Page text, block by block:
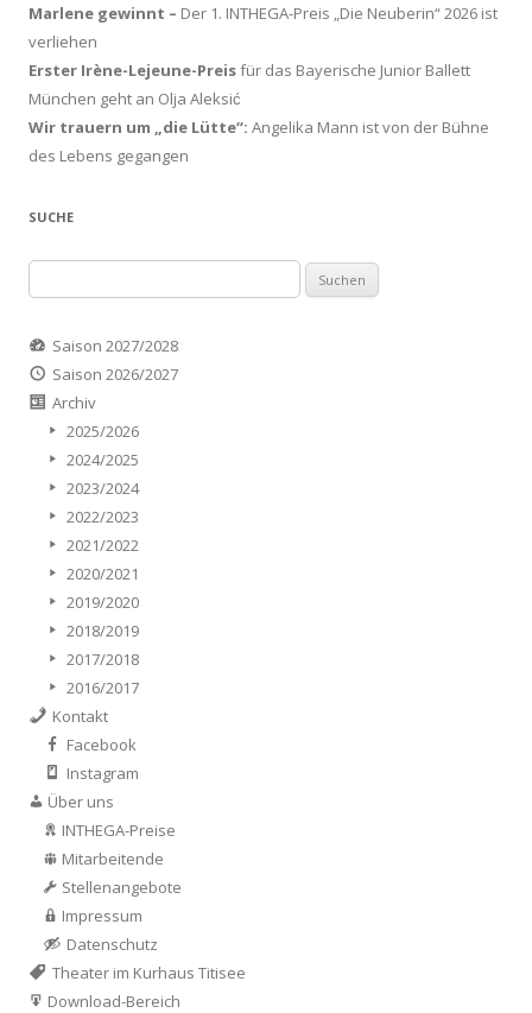
Marlene gewinnt – Der 1. INTHEGA-Preis „Die Neuberin“ 2026 ist
verliehen
Erster Irène-Lejeune-Preisfür das Bayerische Junior Ballett
München geht an Olja Aleksić
Wir trauern um „die Lütte“: Angelika Mann ist von der Bühne
des Lebens gegangen
SUCHE
nach:
Saison 2027/2028
Saison 2026/2027
Archiv
2025/2026
2024/2025
2023/2024
2022/2023
2021/2022
2020/2021
2019/2020
2018/2019
2017/2018
2016/2017
Kontakt
Facebook
Instagram
Über uns
INTHEGA-Preise
Mitarbeitende
Stellenangebote
Impressum
Datenschutz
Theater im Kurhaus Titisee
Download-Bereich